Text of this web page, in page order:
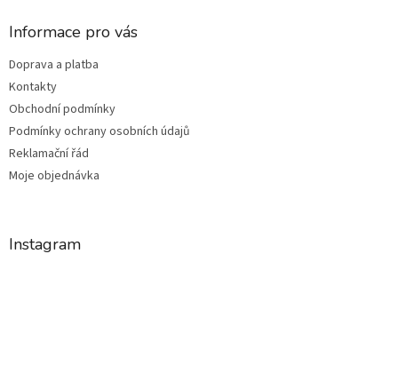
Informace pro vás
Doprava a platba
Kontakty
Obchodní podmínky
Podmínky ochrany osobních údajů
Reklamační řád
Moje objednávka
Instagram